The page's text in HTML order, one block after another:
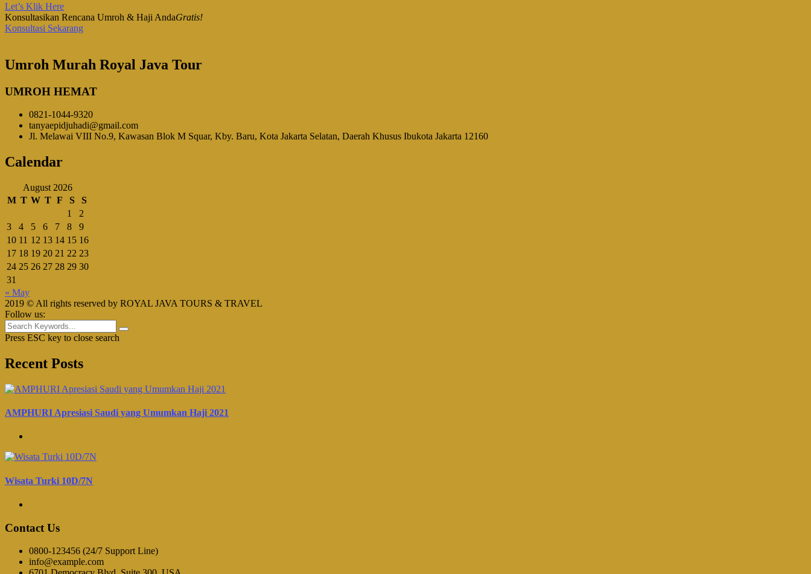
Let’s Klik Here
Konsultasikan Rencana Umroh & Haji AndaGratis!
Konsultasi Sekarang
Umroh Murah Royal Java Tour
UMROH HEMAT
0821-1044-9320
tanyaepidjuhadi@gmail.com
Jl. Melawai VIII No.9, Kawasan Blok M Squar, Kby. Baru, Kota Jakarta Selatan, Daerah Khusus Ibukota Jakarta 12160
Calendar
August 2026
M T W T F S
S
1
2
3
4 5 6 7 8
9
10 11 12 13 14 15 16
17 18 19 20 21 22 23
24 25 26 27 28 29 30
31
« May
2019 © All rights reserved by ROYAL JAVA TOURS & TRAVEL
Follow us:
Press ESC key to close search
Recent Posts
AMPHURI Apresiasi Saudi yang Umumkan Haji 2021
Wisata Turki 10D/7N
Contact Us
0800-123456 (24/7 Support Line)
info@example.com